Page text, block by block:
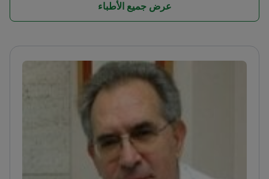
عرض جميع الأطباء